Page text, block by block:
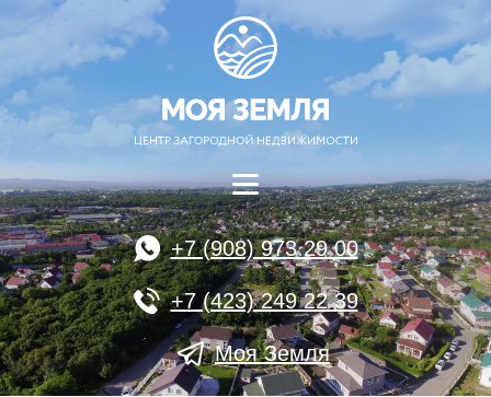
+7 (908) 973 29 00
+7 (423) 249 22 39
Моя Земля